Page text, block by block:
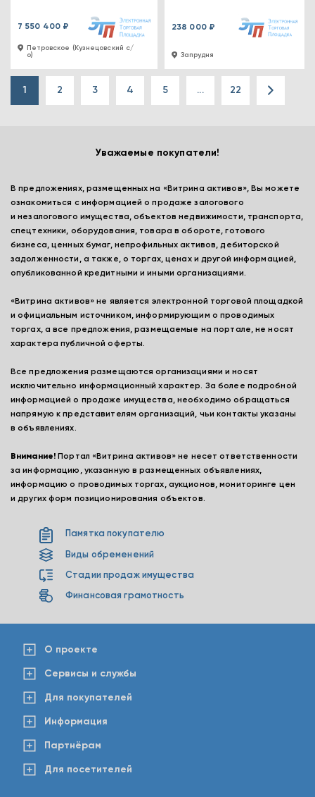
Петровское (Кузнецовский с/
о)
7 550 400 ₽
Запрудня
238 000 ₽
1 2 3 4 5 ... 22
Уважаемые покупатели!
В предложениях, размещенных на «Витрина активов», Вы можете
ознакомиться с информацией о продаже залогового
и незалогового имущества, объектов недвижимости, транспорта,
спецтехники, оборудования, товара в обороте, готового
бизнеса, ценных бумаг, непрофильных активов, дебиторской
задолженности, а также, о торгах, ценах и другой информацией,
опубликованной кредитными и иными организациями.
«Витрина активов» не является электронной торговой площадкой
и официальным источником, информирующим о проводимых
торгах, а все предложения, размещаемые на портале, не носят
характера публичной оферты.
Все предложения размещаются организациями и носят
исключительно информационный характер. За более подробной
информацией о продаже имущества, необходимо обращаться
напрямую к представителям организаций, чьи контакты указаны
в объявлениях.
Внимание! Портал «Витрина активов» не несет ответственности
за информацию, указанную в размещенных объявлениях,
информацию о проводимых торгах, аукционов, мониторинге цен
и других форм позиционирования объектов.
Памятка покупателю
Виды обременений
Стадии продаж имущества
Финансовая грамотность
О проекте
Сервисы и службы
Для покупателей
Информация
Партнёрам
Для посетителей